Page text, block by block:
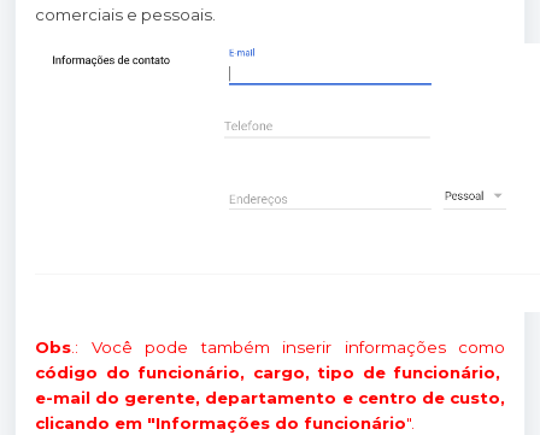
comerciais e pessoais.
Obs.: Você pode também inserir informações como
código do funcionário, cargo, tipo de funcionário,
e-mail do gerente, departamento e centro de custo,
clicando em "Informações do funcionário".